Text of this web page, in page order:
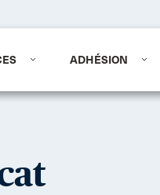
ADHÉSION